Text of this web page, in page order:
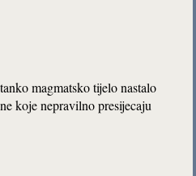
magmatsko tijelo nastalo
koje nepravilno presijecaju